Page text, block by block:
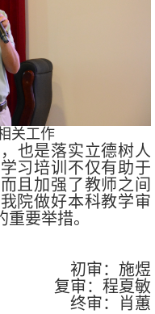
关工作
也是落实立德树人
习培训不仅有助于
且加强了教师之间
院做好本科教学审
要举措。
初审：施煜
复审：程夏敏
终审：肖蕙